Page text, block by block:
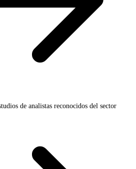
de analistas reconocidos del sector